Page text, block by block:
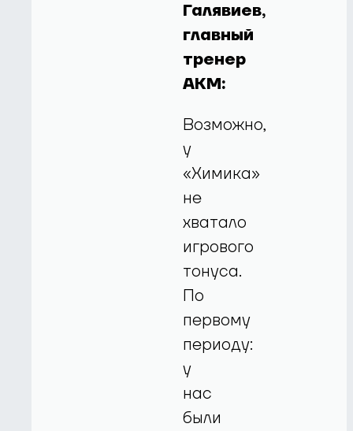
Галявиев,
главный
тренер
АКМ:
Возможно,
у
«Химика»
не
хватало
игрового
тонуса.
По
первому
периоду:
у
нас
были